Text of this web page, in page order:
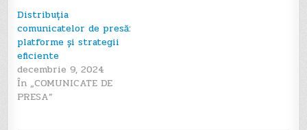
Distribuția
comunicatelor de presă:
platforme și strategii
eficiente
decembrie 9, 2024
În „COMUNICATE DE
PRESA”